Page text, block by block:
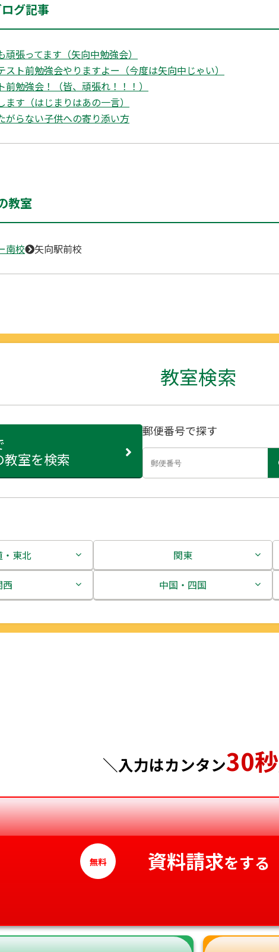
グ記事
頑張ってます（矢向中勉強会）
スト前勉強会やりますよー（今度は矢向中じゃい）
前勉強会！（皆、頑張れ！！！）
ます（はじまりはあの一言）
がらない子供への寄り添い方
教室
南校 矢向駅前校
教室検索
教室を検索
郵便番号で探す
・東北
道
関東
茨城県
神奈川県
西
中国・四国
徳島県
愛媛県
＼入力はカンタン30秒
無料 資料請求をする